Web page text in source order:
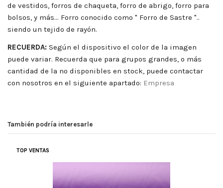
de vestidos, forros de chaqueta, forro de abrigo, forro para
bolsos, y más... Forro conocido como " Forro de Sastre "..
siendo un tejido de rayón.
RECUERDA: Según el dispositivo el color de la imagen
puede variar. Recuerda que para grupos grandes, o más
cantidad de la no disponibles en stock, puede contactar
con nosotros en el siguiente apartado: Empresa
También podría interesarle
TOP VENTAS